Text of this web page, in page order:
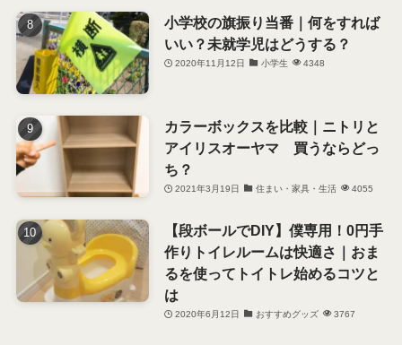
小学校の旗振り当番｜何をすれば
いい？未就学児はどうする？
2020年11月12日 小学生 4348
カラーボックスを比較｜ニトリと
アイリスオーヤマ 買うならどっ
ち？
2021年3月19日 住まい・家具・生活 4055
【段ボールでDIY】僕専用！0円手
作りトイレルームは快適さ｜おま
るを使ってトイトレ始めるコツと
は
2020年6月12日 おすすめグッズ 3767